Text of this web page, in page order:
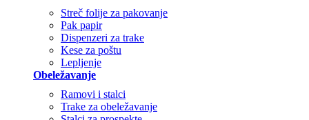
Streč folije za pakovanje
Pak papir
Dispenzeri za trake
Kese za poštu
Lepljenje
Obeležavanje
Ramovi i stalci
Trake za obeležavanje